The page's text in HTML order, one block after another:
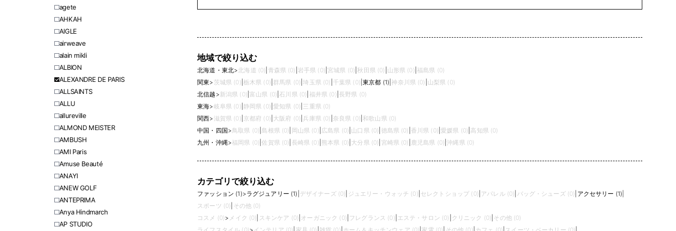
agete
AHKAH
AIGLE
airweave
alain mikli
ALBION
ALEXANDRE DE PARIS
ALLSAINTS
ALLU
allureville
ALMOND MEISTER
AMBUSH
AMI Paris
Amuse Beauté
ANAYI
ANEW GOLF
ANTEPRIMA
Anya Hindmarch
AP STUDIO
でチェックされ丁寧に仕上げられています。
上品なデザインとフレキシブルな使い心地で
世界中のセレブ達を虜にしている世界で唯一
の高級ヘアアクセサリーブランドです。
地域で絞り込む
北海道・東北>北海道 (0) 青森県 (0) 岩手県 (0) |宮城県 (0) |秋田県 (0) 山形県 (0) 福島県 (0)
関東> 茨城県 (0) 栃木県 (0) 群馬県 (0) |埼玉県 (0) 千葉県 (0) |東京都 (1) |神奈川県 (0) 山梨県 (0)
北信越 >新潟県 (0) |富山県 (0) 石川県 (0) 福井県 (0) 長野県 (0)
東海>岐阜県 (0) 静岡県 (0) |愛知県 (0) 三重県 (0)
関西>滋賀県 (0) 京都府 (0) 大阪府 (0) |兵庫県 (0) 奈良県 (0) |和歌山県 (0)
中国・四国>鳥取県 (0) |島根県 (0) 岡山県 (0) 広島県 (0) 山口県 (0) 徳島県 (0) 香川県 (0) |愛媛県 (0) 高知県 (0)
九州・沖縄>福岡県 (0) |佐賀県 (0) 長崎県 (0) 熊本県 (0) 大分県 (0) 宮崎県 (0) 鹿児島県 (0) |沖縄県 (0)
カテゴリで絞り込む
ファッション (1)>ラグジュアリー (1) デザイナーズ (0) ジュエリー・ウォッチ (0) セレクトショップ (0) アパレル (0) バッグ・シューズ (0) アクセサリー (1)
スポーツ (0) その他 (0)
コスメ (0)> メイク (0) スキンケア (0) オーガニック (0) フレグランス (0) エステ・サロン (0) クリニック (0) その他 (0)